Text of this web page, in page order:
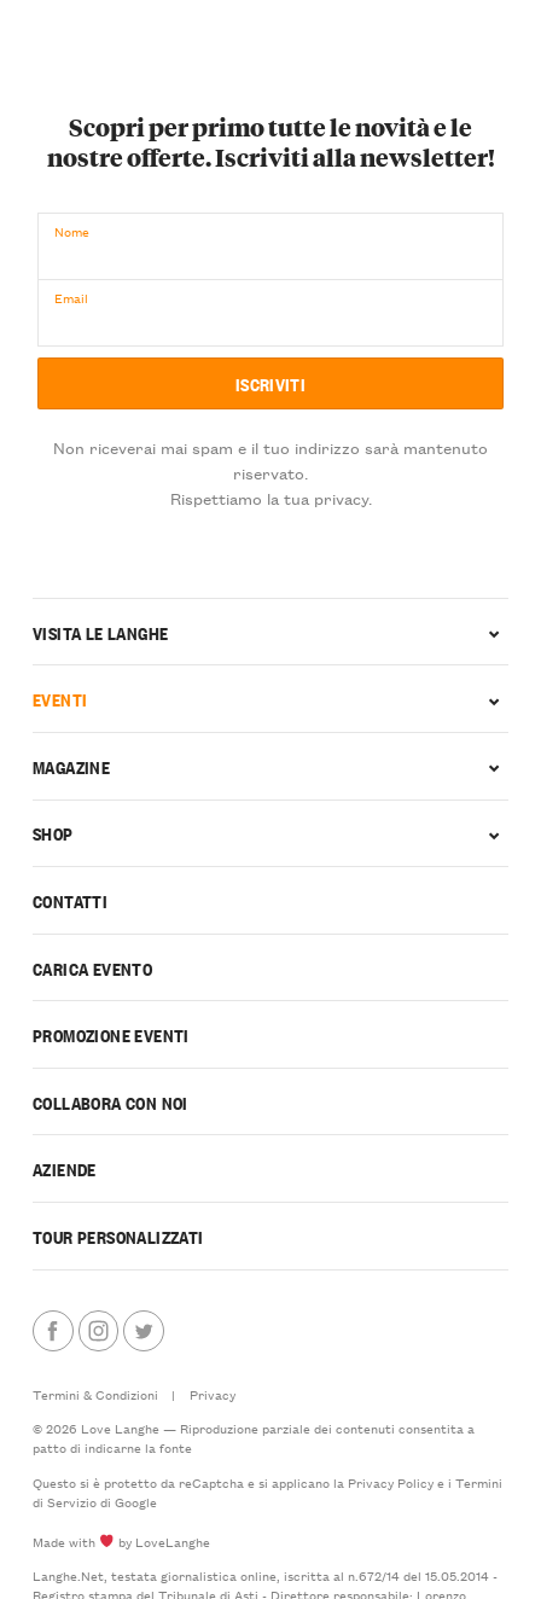
Scopri per primo tutte le novità e le
nostre offerte. Iscriviti alla newsletter!
Nome
Email
Non riceverai mai spam e il tuo indirizzo sarà mantenuto
riservato.
Rispettiamo la tua privacy.
CONTATTI
CARICA EVENTO
PROMOZIONE EVENTI
COLLABORA CON NOI
AZIENDE
TOUR PERSONALIZZATI
VISITA LE LANGHE
EVENTI
MAGAZINE
SHOP
Termini & Condizioni |
Privacy
© 2026 Love Langhe — Riproduzione parziale dei contenuti consentita a
patto di indicarne la fonte
Questo si è protetto da reCaptcha e si applicano la Privacy Policye i Termini
di Serviziodi Google
Made with
by LoveLanghe
Langhe.Net, testata giornalistica online, iscritta al n.672/14 del 15.05.2014 -
Registro stampa del Tribunale di Asti - Direttore responsabile: Lorenzo